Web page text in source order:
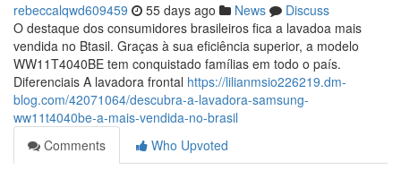
rebeccalqwd609459 55 days ago News
Discuss
O destaque dos consumidores brasileiros fica a lavadoa mais
vendida no Btasil. Graças à sua eficiência superior, a modelo
WW11T4040BE tem conquistado famílias em todo o país.
Diferenciais A lavadora frontal https://lilianmsio226219.dm-
blog.com/42071064/descubra-a-lavadora-samsung-
ww11t4040be-a-mais-vendida-no-brasil
Comments
Who Upvoted